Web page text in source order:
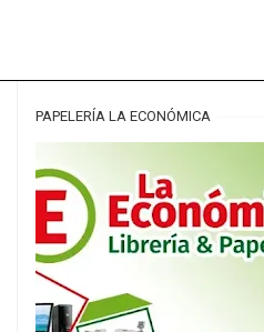
PAPELERÍA LA ECONÓMICA